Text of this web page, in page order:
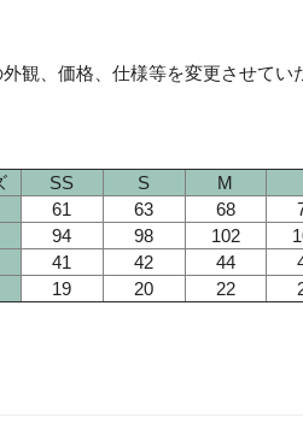
観、価格、仕様等を変更させてい
SS S M
61 63 68
94 98 102
41 42 44
19 20 22